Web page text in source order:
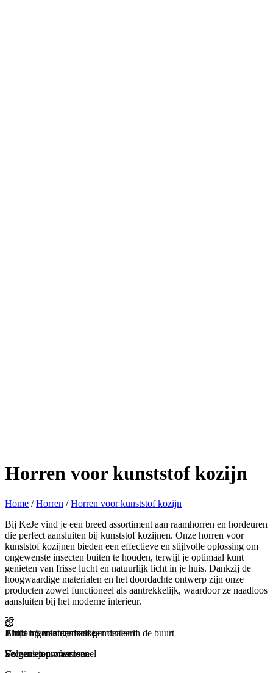
Horren voor kunststof kozijn
Home / Horren / Horren voor kunststof kozijn
Bij KeJe vind je een breed assortiment aan raamhorren en hordeuren
die perfect aansluiten bij kunststof kozijnen. Onze horren voor
kunststof kozijnen bieden een effectieve en stijlvolle oplossing om
ongewenste insecten buiten te houden, terwijl je optimaal kunt
genieten van frisse lucht en natuurlijk licht in je huis. Dankzij de
hoogwaardige materialen en het doordachte ontwerp zijn onze
producten zowel functioneel als aantrekkelijk, waardoor ze naadloos
aansluiten bij het moderne interieur.
Binnen 5 minuten zelf gemonteerd
En genieten maar
Thuis ingemeten door een dealer in de buurt
Secuur en professioneel
Altijd op maat gemaakt
Volgens jouw wensen
Snel geleverd
Zorgeloos en snel